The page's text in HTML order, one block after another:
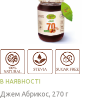
В НАЯВНОСТІ
Джем Абрикос, 270 г